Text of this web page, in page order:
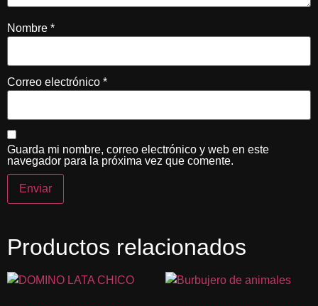
Nombre *
Correo electrónico *
Guarda mi nombre, correo electrónico y web en este
navegador para la próxima vez que comente.
Productos relacionados